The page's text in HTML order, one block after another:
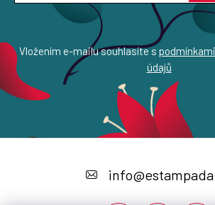
Vložením e-mailu souhlasíte s
údajů
info@